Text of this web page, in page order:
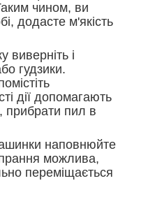
чином, ви
додасте м'якість
виверніть і
гудзики.
дії допомагають
прибрати пил в
наповнюйте
можлива,
переміщається